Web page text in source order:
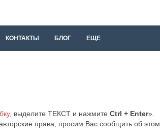
КОНТАКТЫ БЛОГ ЕЩЕ
, выделите ТЕКСТ и нажмите Ctrl + Enter».
права, просим Вас сообщить об этом